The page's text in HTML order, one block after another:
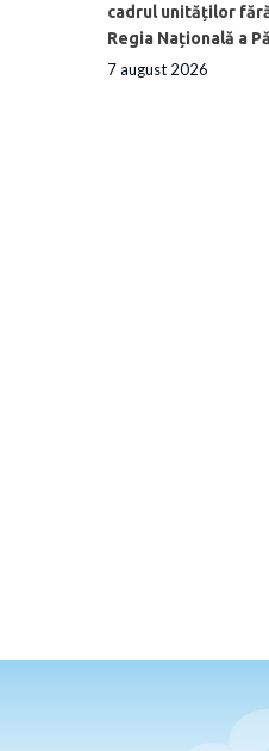
cadrul unităților
Regia Națională a
7 august 2026